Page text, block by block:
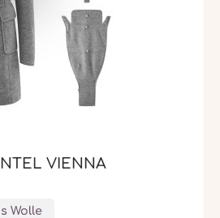
VIENNA
Wolle